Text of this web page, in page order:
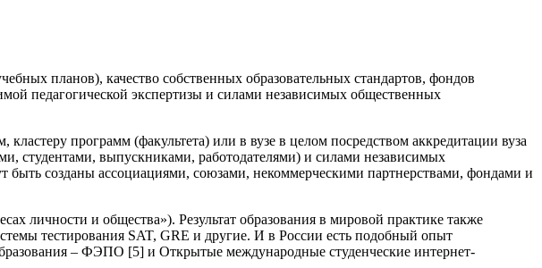
планов), качество собственных образовательных стандартов, фондов
педагогической экспертизы и силами независимых общественных
программ (факультета) или в вузе в целом посредством аккредитации вуза
студентами, выпускниками, работодателями) и силами независимых
созданы ассоциациями, союзами, некоммерческими партнерствами, фондами и
личности и общества»). Результат образования в мировой практике также
тестирования SAT, GRE и другие. И в России есть подобный опыт
– ФЭПО [5] и Открытые международные студенческие интернет-